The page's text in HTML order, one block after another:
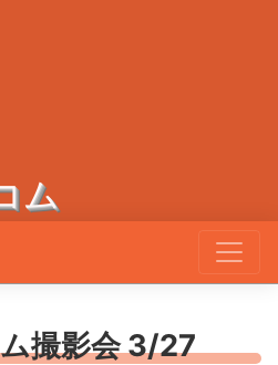
ム
撮影会 3/27